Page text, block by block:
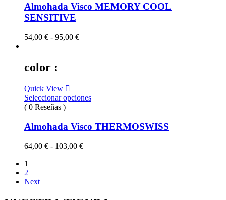
Almohada Visco MEMORY COOL
SENSITIVE
54,00 € - 95,00 €Rango
color :
Quick View
Seleccionar opciones
( 0 Reseñas )
Almohada Visco THERMOSWISS
64,00 € - 103,00 €Rango
1
2
Next